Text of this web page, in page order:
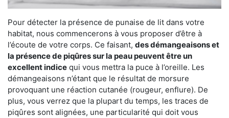
Pour détecter la présence de punaise de lit dans votre
habitat, nous commencerons à vous proposer d’être à
l’écoute de votre corps. Ce faisant, des démangeaisons et
la présence de piqûres sur la peau peuvent être un
excellent indice qui vous mettra la puce à l’oreille. Les
démangeaisons n’étant que le résultat de morsure
provoquant une réaction cutanée (rougeur, enflure). De
plus, vous verrez que la plupart du temps, les traces de
piqûres sont alignées, une particularité qui doit vous